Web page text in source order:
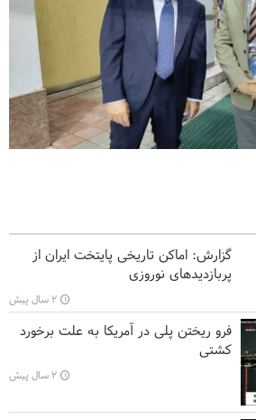
عربستان قطع شد
خوانی» در دانشگاه دولتی خجند
مقاومت بی‌نظیر نیروی مقاومت و مردم
است
با مدیران و متخصصان چندین
گزارش: اماکن تاریخی پایتخت ایران از
پربازدیدهای نوروزی
۲ سال پیش
فرو ریختن پلی در آمریکا به علت برخورد
کشتی
۲ سال پیش